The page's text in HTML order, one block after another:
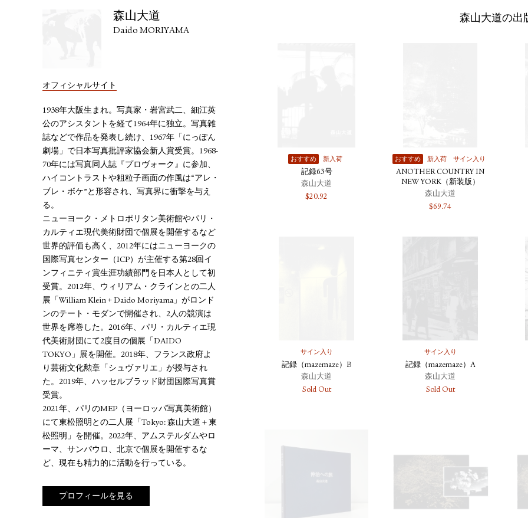
森山大道
Daido MORIYAMA
オフィシャルサイト
1938年大阪生まれ。写真家・岩宮武二、細江英
公のアシスタントを経て1964年に独立。写真雑
誌などで作品を発表し続け、1967年「にっぽん
劇場」で日本写真批評家協会新人賞受賞。1968-
70年には写真同人誌『プロヴォーク』に参加、
ハイコントラストや粗粒子画面の作風は“アレ・
ブレ・ボケ”と形容され、写真界に衝撃を与え
る。
ニューヨーク・メトロポリタン美術館やパリ・
カルティエ現代美術財団で個展を開催するなど
世界的評価も高く、2012年にはニューヨークの
国際写真センター（ICP）が主催する第28回イ
ンフィニティ賞生涯功績部門を日本人として初
受賞。2012年、ウィリアム・クラインとの二人
展「William Klein + Daido Moriyama」がロンド
ンのテート・モダンで開催され、2人の競演は
世界を席巻した。2016年、パリ・カルティエ現
代美術財団にて2度目の個展「DAIDO
TOKYO」展を開催。2018年、フランス政府よ
り芸術文化勲章「シュヴァリエ」が授与され
た。2019年、ハッセルブラッド財団国際写真賞
受賞。
2021年、パリのMEP（ヨーロッパ写真美術館）
にて東松照明との二人展「Tokyo: 森山大道＋東
松照明」を開催。2022年、アムステルダムやロ
ーマ、サンパウロ、北京で個展を開催するな
ど、現在も精力的に活動を行っている。
プロフィールを見る
森山大道の出
おすすめ 新入荷
記録63号
森山大道
$20.92
おすすめ 新入荷 サイン入り
ANOTHER COUNTRY IN
NEW YORK（新装版）
森山大道
$69.74
サイン入り
記録（mazemaze）B
森山大道
Sold Out
サイン入り
記録（mazemaze）A
森山大道
Sold Out